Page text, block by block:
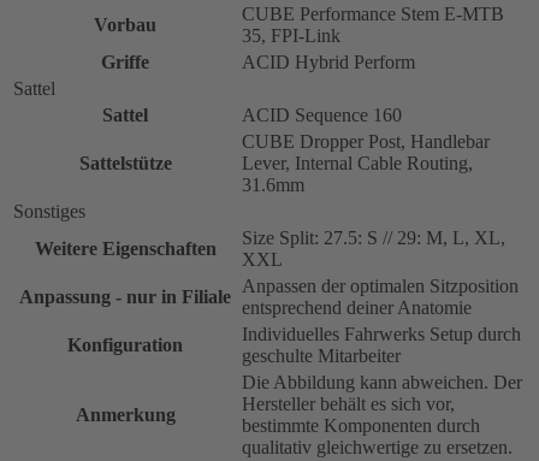
Vorbau
CUBE Performance Stem E-MTB
35, FPI-Link
Griffe
ACID Hybrid Perform
Sattel
Sattel
ACID Sequence 160
Sattelstütze
CUBE Dropper Post, Handlebar
Lever, Internal Cable Routing,
31.6mm
Sonstiges
Weitere Eigenschaften
Size Split: 27.5: S // 29: M, L, XL,
XXL
Anpassung - nur in Filiale
Anpassen der optimalen Sitzposition
entsprechend deiner Anatomie
Konfiguration
Individuelles Fahrwerks Setup durch
geschulte Mitarbeiter
Anmerkung
Die Abbildung kann abweichen. Der
Hersteller behält es sich vor,
bestimmte Komponenten durch
qualitativ gleichwertige zu ersetzen.